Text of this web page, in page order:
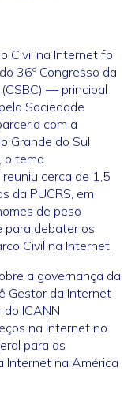
Civil na Internet foi
36º Congresso da
— principal
Sociedade
com a
Grande do Sul
o tema
cerca de 1,5
da PUCRS, em
de peso
para debater os
Civil na Internet.
a governança da
Gestor da Internet
do ICANN
na Internet no
para as
Internet na América